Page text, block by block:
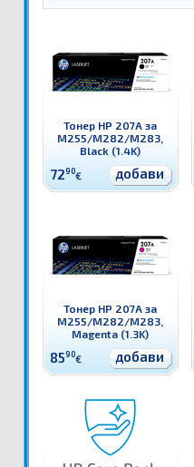
Тонер HP 207A за
M255/M282/M283,
Black (1.4K)
7290€ добави
Тонер HP 207A за
M255/M282/M283,
Magenta (1.3K)
8590€ добави